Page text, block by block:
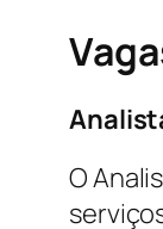
O